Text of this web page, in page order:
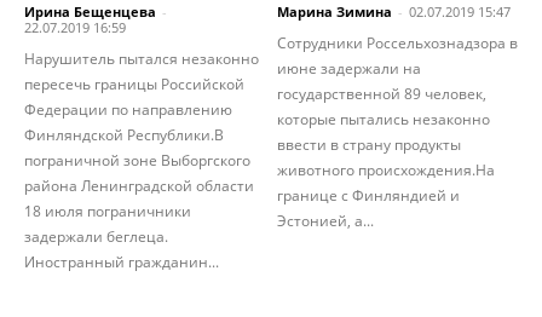
Ирина Бещенцева -
22.07.2019 16:59
Нарушитель пытался незаконно
пересечь границы Российской
Федерации по направлению
Финляндской Республики.В
пограничной зоне Выборгского
района Ленинградской области
18 июля пограничники
задержали беглеца.
Иностранный гражданин...
Марина Зимина - 02.07.2019 15:47
Сотрудники Россельхознадзора в
июне задержали на
государственной 89 человек,
которые пытались незаконно
ввести в страну продукты
животного происхождения.На
границе с Финляндией и
Эстонией, а...